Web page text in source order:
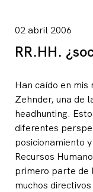
02 abril 2006
RR.HH.
Han caído en mis
Zehnder, una de
headhunting.
diferentes
posicionamiento
Recursos
primero parte de
muchos